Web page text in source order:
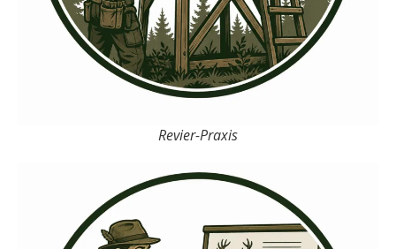
Revier-Praxis